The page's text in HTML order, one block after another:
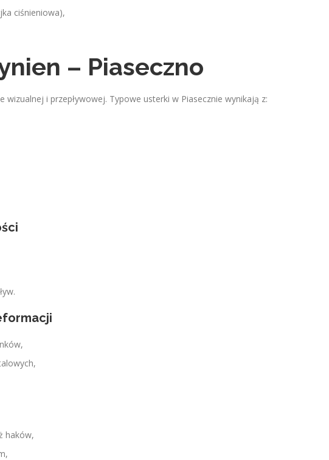
ciśnieniowa),
– Piaseczno
i przepływowej. Typowe usterki w Piasecznie wynikają z:
haków,